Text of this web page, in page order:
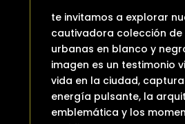
te invitamos a explorar
cautivadora colección
urbanas en blanco y
imagen es un testimonio
vida en la ciudad,
energía pulsante, la
emblemática y los